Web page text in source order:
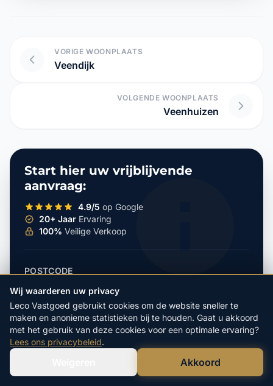
VORIGE WOONPLAATS
Veendijk
VOLGENDE WOONPLAATS
Veenhuizen
Start hier uw vrijblijvende
aanvraag:
4.9/5 op Google
20+ Jaar Ervaring
100% Veilige Verkoop
POSTCODE
HUISNUMMER
Bel Ons Direct
Wij waarderen uw privacy
Leco Vastgoed gebruikt cookies om de website sneller te
maken en anonieme statistieken bij te houden. Gaat u akkoord
met het gebruik van deze cookies voor een optimale ervaring?
Lees ons privacybeleid.
Akkoord